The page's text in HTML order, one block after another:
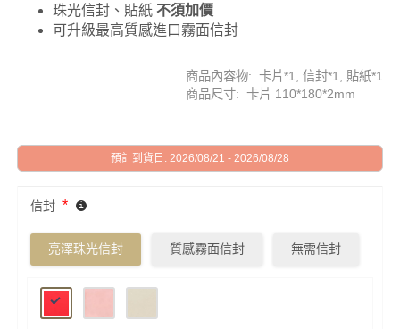
珠光信封、貼紙 不須加價
可升級最高質感進口霧面信封
商品內容物: 卡片*1, 信封*1, 貼紙*1
商品尺寸: 卡片 110*180*2mm
預計到貨日: 2026/08/21 - 2026/08/28
信封 *
亮澤珠光信封 質感霧面信封 無需信封